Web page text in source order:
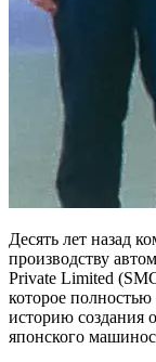
Десять лет назад
производству
Private Limited
которое
историю создания
японского